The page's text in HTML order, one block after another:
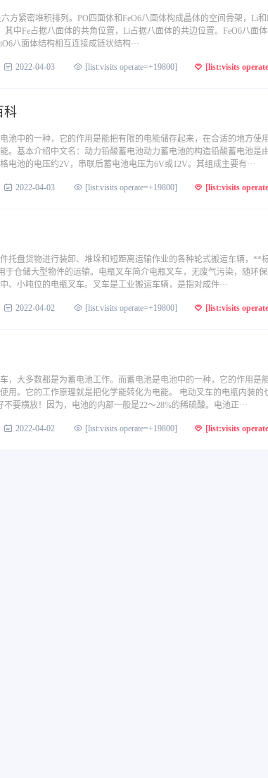
方紧密堆积排列。PO四面体和FeO6八面体构成晶体的空间骨架，Li和
中Fe占据八面体的共角位置，Li占据八面体的共边位置。FeO6八面
八面体结构相互连接成链状结构···
2022-04-03 [list:visits operate=+19800] [list:visits
科
池中的一种，它的作用是能把有限的电能储存起来，在合适的地方使
。基本介绍中文名：动力铅酸蓄电池动力蓄电池的构造铅酸蓄电池是
电池的电压约2V，串联后蓄电池电压为6V或12V。其组成主要有···
2022-04-03 [list:visits operate=+19800] [list:visits
托盘货物进行装卸、堆垛和短距离运输作业的各种轮式搬运车辆，**
于仓储大型物件的运输。电瓶叉车简介电瓶叉车，无废气污染，随环
、小吨位的电瓶叉车。叉车是工业搬运车辆，是指对成件···
2022-04-02 [list:visits operate=+19800] [list:visits
，大多数都是为蓄电池工作。而蓄电池是电池中的一种，它的作用是
用。它的工作原理就是把化学能转化为电能。 电动叉车的电瓶内装的
要横放！因为，电池的内部一般是22～28%的稀硫酸。电池正···
2022-04-02 [list:visits operate=+19800] [list:visits